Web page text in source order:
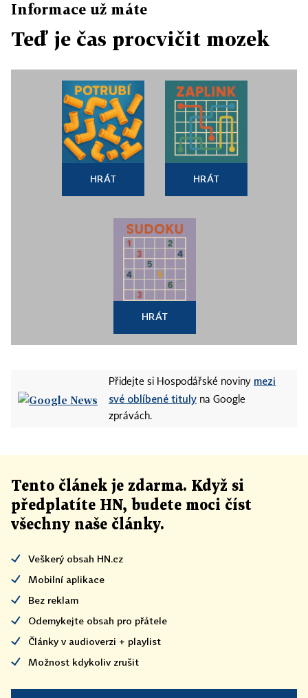
Informace už máte
Teď je čas procvičit mozek
HRÁT HRÁT
HRÁT
Přidejte si Hospodářské noviny mezi
své oblíbené tituly na Google
zprávách.
Tento článek je zdarma. Když si
předplatíte HN, budete moci číst
všechny naše články.
Veškerý obsah HN.cz
Mobilní aplikace
Bez reklam
Odemykejte obsah pro přátele
Články v audioverzi + playlist
Možnost kdykoliv zrušit